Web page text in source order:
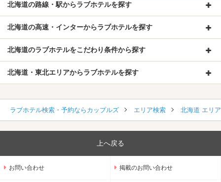
北海道の路線・駅からラブホテルを探す
北海道の高速・インターからラブホテルを探す
北海道のラブホテルをこだわり条件から探す
北海道・東北エリアからラブホテルを探す
ラブホテル検索・予約ならカップルズ エリア検索 北海道 エリ
上へ戻る
お問い合わせ 掲載のお問い合わせ